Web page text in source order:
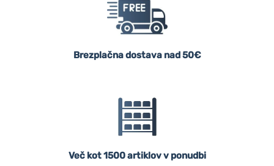
Brezplačna dostava nad 50€
Več kot 1500 artiklov v ponudbi